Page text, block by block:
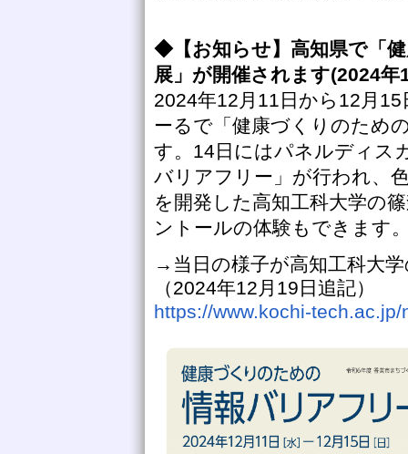
◆【お知らせ】高知県で「
展」が開催されます(2024年
2024年12月11日から12月
ーるで「健康づくりのため
す。14日にはパネルディス
バリアフリー」が行われ、
を開発した高知工科大学の
ントールの体験もできます
→当日の様子が高知工科大
（2024年12月19日追記）
https://www.kochi-